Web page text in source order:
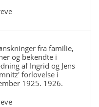
fra familie,
og bekendte i
af Ingrid og Jens
forlovelse i
1925. 1926.